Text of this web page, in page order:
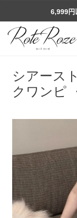
6,999円
シアース
クワンピ